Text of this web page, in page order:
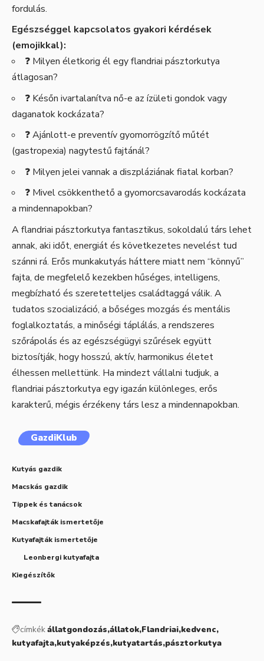
fordulás.
Egészséggel kapcsolatos gyakori kérdések
(emojikkal):
❓ Milyen életkorig él egy flandriai pásztorkutya
átlagosan?
❓ Későn ivartalanítva nő-e az ízületi gondok vagy
daganatok kockázata?
❓ Ajánlott-e preventív gyomorrögzítő műtét
(gastropexia) nagytestű fajtánál?
❓ Milyen jelei vannak a diszpláziának fiatal korban?
❓ Mivel csökkenthető a gyomorcsavarodás kockázata
a mindennapokban?
A flandriai pásztorkutya fantasztikus, sokoldalú társ lehet
annak, aki időt, energiát és következetes nevelést tud
szánni rá. Erős munkakutyás háttere miatt nem “könnyű”
fajta, de megfelelő kezekben hűséges, intelligens,
megbízható és szeretetteljes családtaggá válik. A
tudatos szocializáció, a bőséges mozgás és mentális
foglalkoztatás, a minőségi táplálás, a rendszeres
szőrápolás és az egészségügyi szűrések együtt
biztosítják, hogy hosszú, aktív, harmonikus életet
élhessen mellettünk. Ha mindezt vállalni tudjuk, a
flandriai pásztorkutya egy igazán különleges, erős
karakterű, mégis érzékeny társ lesz a mindennapokban.
GazdiKlub
Kutyás gazdik
Macskás gazdik
Tippek és tanácsok
Macskafajták ismertetője
Kutyafajták ismertetője
Leonbergi kutyafajta
Kiegészítők
címkékállatgondozás állatok Flandriai kedvenc
kutyafajta kutyaképzés kutyatartás pásztorkutya